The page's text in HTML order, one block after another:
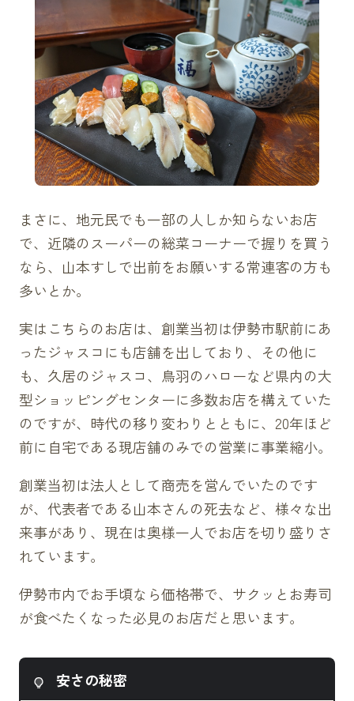
まさに、地元民でも一部の人しか知らないお店
で、近隣のスーパーの総菜コーナーで握りを買う
なら、山本すしで出前をお願いする常連客の方も
多いとか。
実はこちらのお店は、創業当初は伊勢市駅前にあ
ったジャスコにも店舗を出しており、その他に
も、久居のジャスコ、鳥羽のハローなど県内の大
型ショッピングセンターに多数お店を構えていた
のですが、時代の移り変わりとともに、20年ほど
前に自宅である現店舗のみでの営業に事業縮小。
創業当初は法人として商売を営んでいたのです
が、代表者である山本さんの死去など、様々な出
来事があり、現在は奥様一人でお店を切り盛りさ
れています。
伊勢市内でお手頃なら価格帯で、サクッとお寿司
が食べたくなった必見のお店だと思います。
安さの秘密